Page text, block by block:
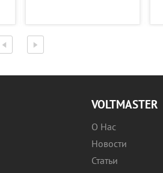
VOLTMASTER
О Нас
Новости
Статьи